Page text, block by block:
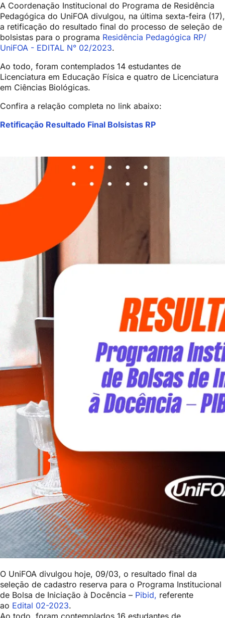
A Coordenação Institucional do Programa de Residência
Pedagógica do UniFOA divulgou, na última sexta-feira (17),
a retificação do resultado final do processo de seleção de
bolsistas para o programa Residência Pedagógica RP/
UniFOA - EDITAL N° 02/2023.
Ao todo, foram contemplados 14 estudantes de
Licenciatura em Educação Física e quatro de Licenciatura
em Ciências Biológicas.
Confira a relação completa no link abaixo:
Retificação Resultado Final Bolsistas RP
O UniFOA divulgou hoje, 09/03, o resultado final da
seleção de cadastro reserva para o Programa Institucional
de Bolsa de Iniciação à Docência – Pibid, referente
ao Edital 02-2023.
Ao todo, foram contemplados 16 estudantes de